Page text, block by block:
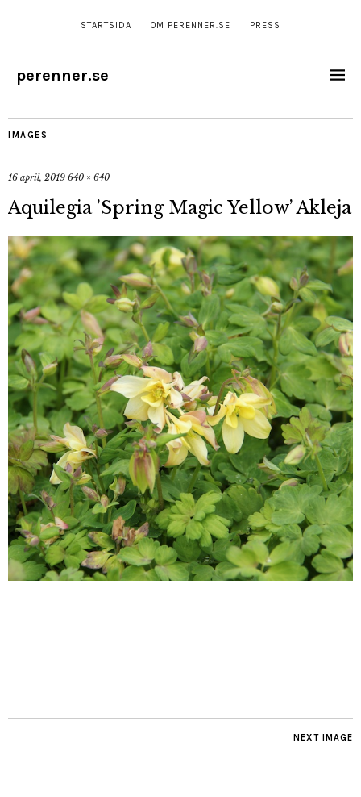
STARTSIDA OM PERENNER.SE PRESS
perenner.se
IMAGES
16 april, 2019 640 × 640
Aquilegia ’Spring Magic Yellow’ Akleja
NEXT IMAGE